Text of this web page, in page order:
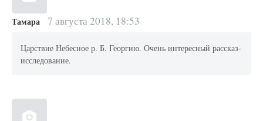
Тамара 7 августа 2018, 18:53
Царствие Небесное р. Б. Георгию. Очень интересный рассказ-
исследование.